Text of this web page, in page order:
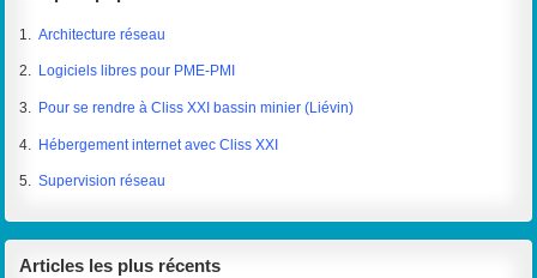
1.Architecture réseau
2. Logiciels libres pour PME-PMI
3. Pour se rendre à Cliss XXI bassin minier (Liévin)
4. Hébergement internet avec Cliss XXI
5.Supervision réseau
Articles les plus récents